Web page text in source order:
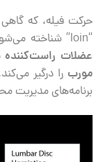
حرکت فیله، که گاهی
“loin” شناخته می‌شود، شامل حرکاتی است که عضلات کمر، مانند
عضلات
مورب را درگیر
برنامه‌های مدیریت